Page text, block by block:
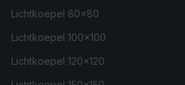
Lichtkoepel 80×80
Lichtkoepel 100×100
Lichtkoepel 120×120